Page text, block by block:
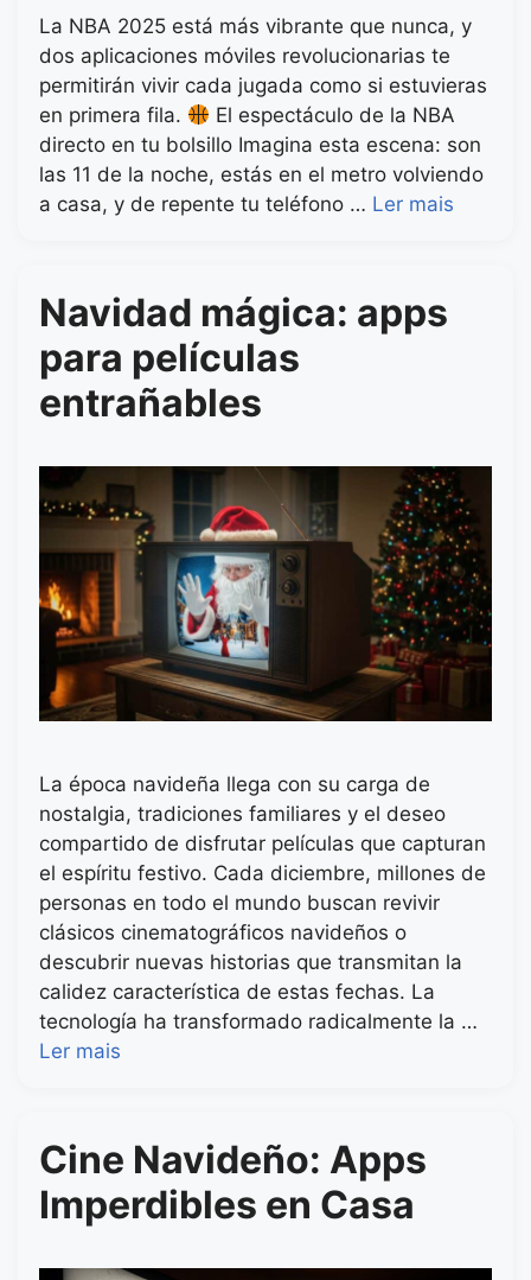
La NBA 2025 está más vibrante que nunca, y
dos aplicaciones móviles revolucionarias te
permitirán vivir cada jugada como si estuvieras
en primera fila.
El espectáculo de la NBA
directo en tu bolsillo Imagina esta escena: son
las 11 de la noche, estás en el metro volviendo
a casa, y de repente tu teléfono … Ler mais
Navidad mágica: apps
para películas
entrañables
La época navideña llega con su carga de
nostalgia, tradiciones familiares y el deseo
compartido de disfrutar películas que capturan
el espíritu festivo. Cada diciembre, millones de
personas en todo el mundo buscan revivir
clásicos cinematográficos navideños o
descubrir nuevas historias que transmitan la
calidez característica de estas fechas. La
tecnología ha transformado radicalmente la …
Ler mais
Cine Navideño: Apps
Imperdibles en Casa